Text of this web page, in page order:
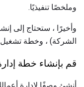
وملخصًا تنفيذيًا.
وأخيرًا ، ستحتاج إلى
الشركة) ، وخطة
قم بإنشاء خطة